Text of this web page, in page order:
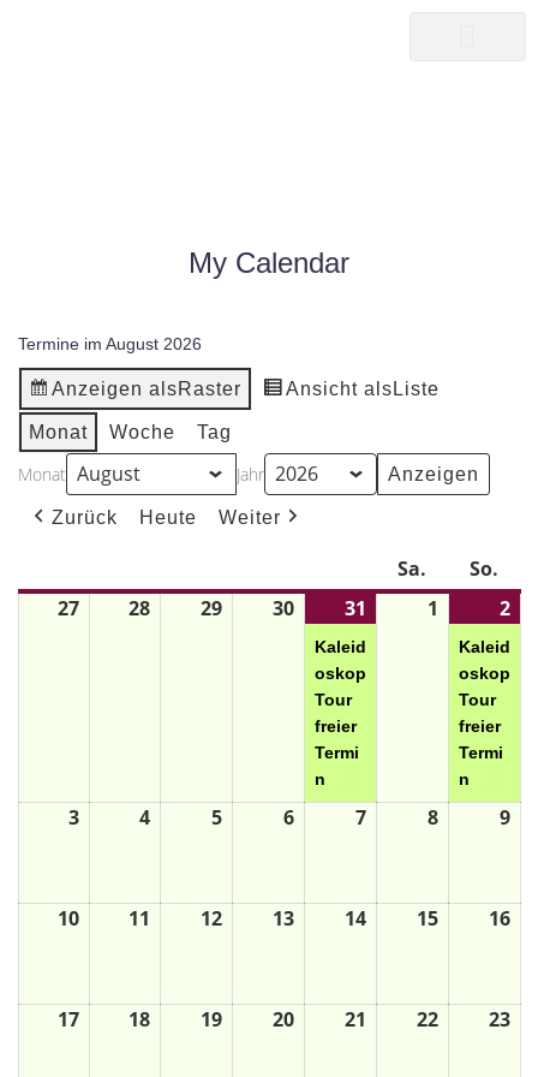
My Calendar
Termine im August 2026
Anzeigen alsRaster Ansicht als Liste
Monat Woche Tag
Monat Jahr
Zurück Heute Weiter
Sa.
So.
27
28 29 30 31
Kaleid
oskop
Tour
freier
Termi
n
1 2
Kaleid
oskop
Tour
freier
Termi
n
3 4 5 6 7 8 9
10 11 12 13 14 15 16
17 18 19 20 21 22 23